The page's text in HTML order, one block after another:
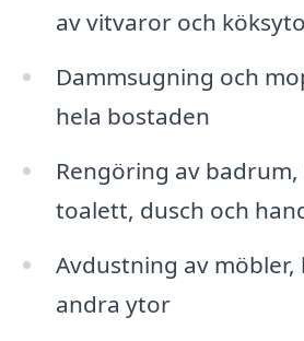
av vitvaror och
Dammsugning och
hela bostaden
Rengöring av
toalett, dusch och
Avdustning av möbler,
andra ytor